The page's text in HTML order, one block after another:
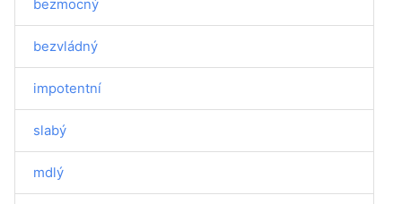
bezmocný
bezvládný
impotentní
slabý
mdlý